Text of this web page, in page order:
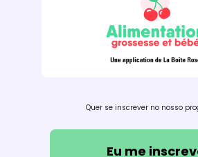
Quer se inscrever no nosso
Eu me